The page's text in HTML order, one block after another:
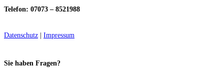
Telefon: 07073 – 8521988
Datenschutz | Impressum
Sie haben Fragen?